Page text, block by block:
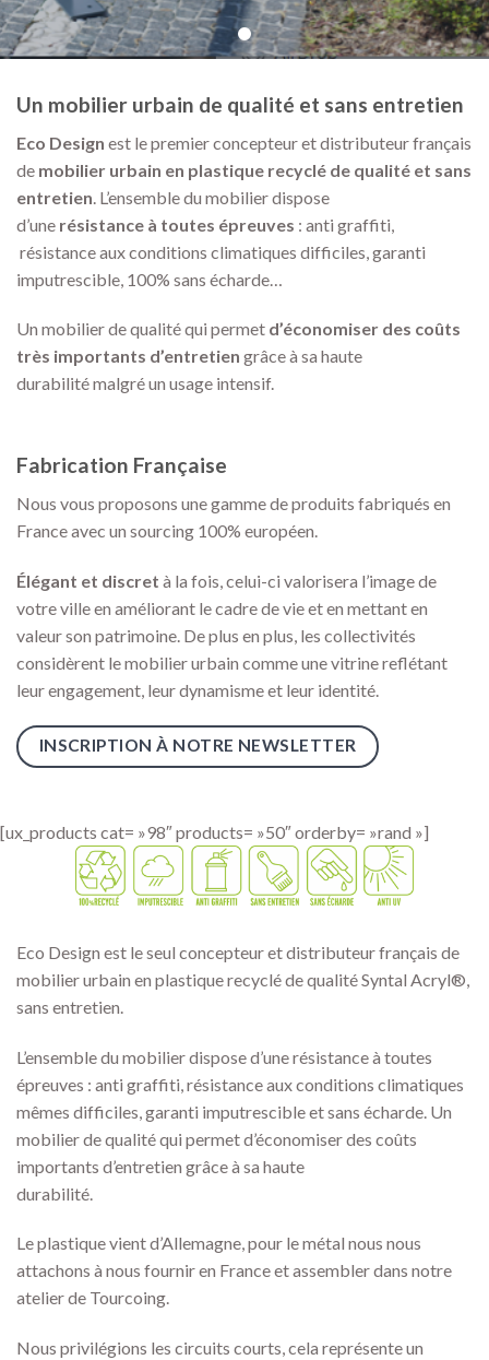
Un mobilier urbain de qualité et sans entretien
Eco Design est le premier concepteur et distributeur français
de mobilier urbain en plastique recyclé de qualité et sans
entretien . L’ensemble du mobilier dispose
d’une résistance à toutes épreuves : anti graffiti,
résistance aux conditions climatiques difficiles, garanti
imputrescible, 100% sans écharde…
Un mobilier de qualité qui permet d’économiser des coûts
très importants d’entretien grâce à sa haute
durabilité malgré un usage intensif.
Fabrication Française
Nous vous proposons une gamme de produits fabriqués en
France avec un sourcing 100% européen.
Élégant et discret à la fois, celui-ci valorisera l’image de
votre ville en améliorant le cadre de vie et en mettant en
valeur son patrimoine. De plus en plus, les collectivités
considèrent le mobilier urbain comme une vitrine reflétant
leur engagement, leur dynamisme et leur identité.
INSCRIPTION À NOTRE NEWSLETTER
[ux_products cat= »98″ products= »50″ orderby= »rand »]
Eco Design est le seul concepteur et distributeur français de
mobilier urbain en plastique recyclé de qualité Syntal Acryl®,
sans entretien.
L’ensemble du mobilier dispose d’une résistance à toutes
épreuves : anti graffiti, résistance aux conditions climatiques
mêmes difficiles, garanti imputrescible et sans écharde. Un
mobilier de qualité qui permet d’économiser des coûts
importants d’entretien grâce à sa haute
durabilité.
Le plastique vient d’Allemagne, pour le métal nous nous
attachons à nous fournir en France et assembler dans notre
atelier de Tourcoing.
Nous privilégions les circuits courts, cela représente un